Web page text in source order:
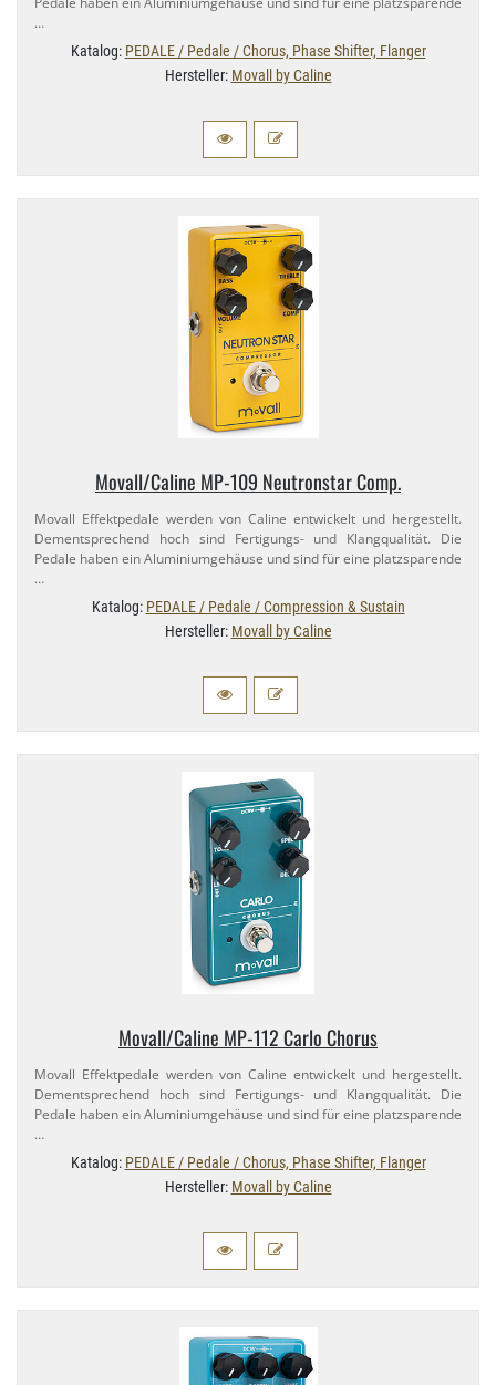
…
Katalog: PEDALE / Pedale / Chorus, Phase Shifter, Flanger
Hersteller: Movall by Caline
Movall/​Caline MP-​109 Neutronstar Comp.
Movall Effektpedale werden von Caline entwickelt und hergestellt.
Dementsprechend hoch sind Fertigungs- und Klangqualität. Die
Pedale haben ein Aluminiumgehäuse und sind für eine platzsparende
…
Katalog: PEDALE / Pedale / Compression & Sustain
Hersteller: Movall by Caline
Movall/​Caline MP-​112 Carlo Chorus
Movall Effektpedale werden von Caline entwickelt und hergestellt.
Dementsprechend hoch sind Fertigungs- und Klangqualität. Die
Pedale haben ein Aluminiumgehäuse und sind für eine platzsparende
…
Katalog: PEDALE / Pedale / Chorus, Phase Shifter, Flanger
Hersteller: Movall by Caline